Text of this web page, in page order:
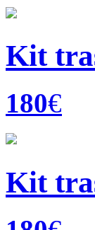
Kit
180€
Kit